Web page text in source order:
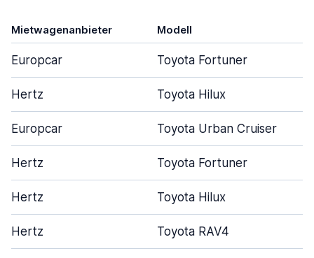
Mietwagenanbieter Modell
Europcar Toyota Fortuner
Hertz Toyota Hilux
Europcar Toyota Urban Cruiser
Hertz Toyota Fortuner
Hertz Toyota Hilux
Hertz Toyota RAV4